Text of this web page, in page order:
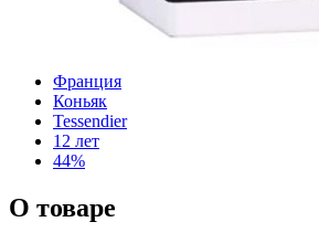
Франция
Коньяк
Tessendier
12 лет
44%
О товаре